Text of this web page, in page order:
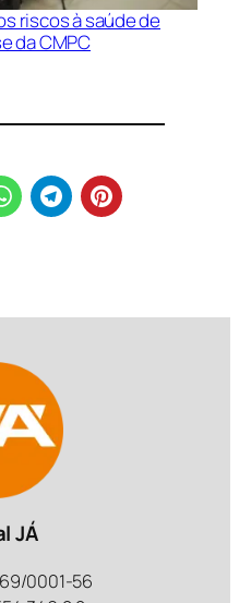
riscos à saúde de
da CMPC
JÁ
0001-56